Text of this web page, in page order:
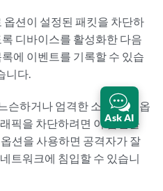
옵션이 설정된 패킷을 차단하
디바이스를 활성화한 다음
에 이벤트를 기록할 수 있습
니다.
슨하거나 엄격한 소스 경로 옵
픽을 차단하려면 이 옵션을
션을 사용하면 공격자가 잘
트워크에 침입할 수 있습니
Ask AI